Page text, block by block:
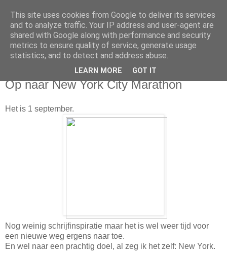
Da_Blog
You don't put a bumpersticker on a Bentley
donderdag, september 01, 2016
Op naar New York City Marathon
Het is 1 september.
Nog weinig schrijfinspiratie maar het is wel weer tijd voor
een nieuwe weg ergens naar toe.
En wel naar een prachtig doel, al zeg ik het zelf: New York.
This site uses cookies from Google to deliver its services
and to analyze traffic. Your IP address and user-agent are
shared with Google along with performance and security
metrics to ensure quality of service, generate usage
statistics, and to detect and address abuse.
LEARN MORE GOT IT